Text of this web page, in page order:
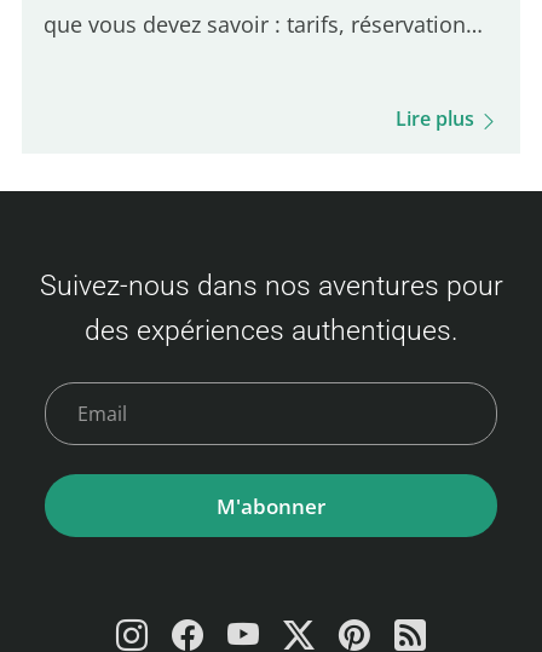
que vous devez savoir : tarifs, réservation
déroulement du voyage, options de
Soyez prêt pour cette expérience unique et
varient selon la disponibilité et la classe
choisie. Voici un aperçu des tarifs : Classe
économique Adulte : 3 500 à 9 000 JPY
Enfant…
Lire plus
Suivez-nous dans nos aventures pour
des expériences authentiques.
M'abonner